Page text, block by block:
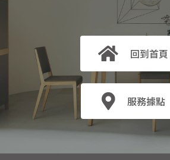
回到首頁
服務據點